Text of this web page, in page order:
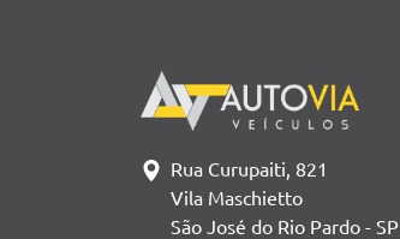
Rua Curupaiti, 821
Vila Maschietto
São José do Rio Pardo - SP